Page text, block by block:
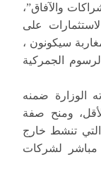
والآفاق”،
على
سيكونون ،
الجمركية
الوزارة ضمنه
ومنح صفة
تنشط خارج
لشركات